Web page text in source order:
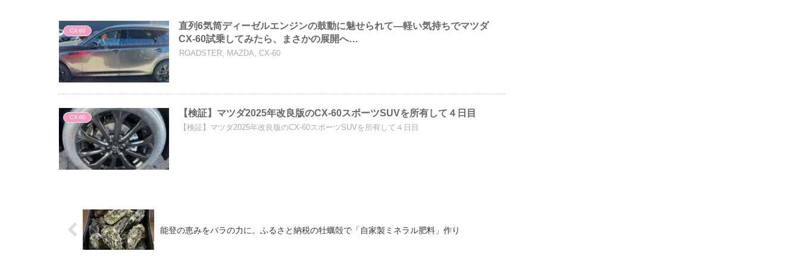
CX-60
直列6気筒ディーゼルエンジンの鼓動に魅せられて―軽い気持ちでマツダ
CX-60試乗してみたら、まさかの展開へ…
ROADSTER, MAZDA, CX-60
CX-60 【検証】マツダ2025年改良版のCX-60スポーツSUVを所有して４日目
【検証】マツダ2025年改良版のCX-60スポーツSUVを所有して４日目
能登の恵みをバラの力に。ふるさと納税の牡蠣殻で「自家製ミネラル肥料」作り